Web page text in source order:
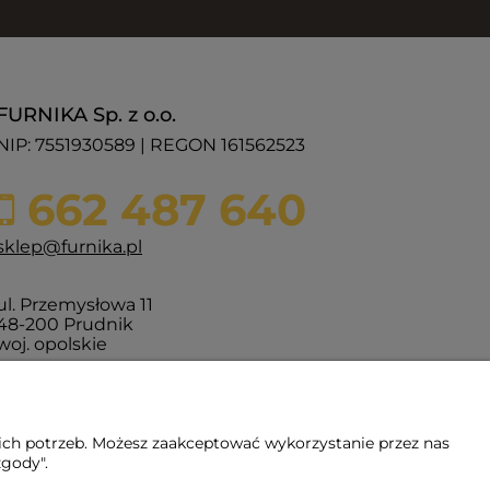
Sp. z o.o.
7551930589 | REGON 161562523
662 487 640
Przemysłowa 11
200 Prudnik
opolskie
potrzeb. Możesz zaakceptować wykorzystanie przez nas